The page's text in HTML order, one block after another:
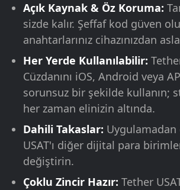
Açık Kaynak & Öz Koruma:
sizde kalır. Şeffaf kod güven
anahtarlarınız cihazınızdan
Her Yerde Kullanılabilir:
Cüzdanını iOS, Android veya
sorunsuz bir şekilde kullanın;
her zaman elinizin altında.
Dahili Takaslar: Uygulamadan
USAT'ı diğer dijital para
değiştirin.
Çoklu Zincir Hazır: Tether